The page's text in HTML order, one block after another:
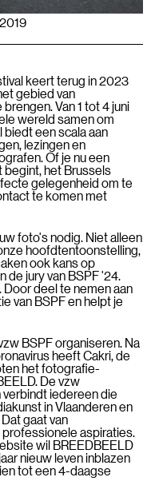
keert terug in 2023
gebied van
Van 1 tot 4 juni
wereld samen om
een scala aan
lezingen en
Of je nu een
het Brussels
gelegenheid om te
te komen met
foto's nodig. Niet alleen
hoofdtentoonstelling,
ook kans op
de jury van BSPF '24.
deel te nemen aan
van BSPF en helpt je
BSPF organiseren. Na
heeft Cakri, de
het fotografie-
De vzw
iedereen die
in Vlaanderen en
gaat van
aspiraties.
wil BREEDBEELD
nieuw leven inblazen
tot een 4-daagse